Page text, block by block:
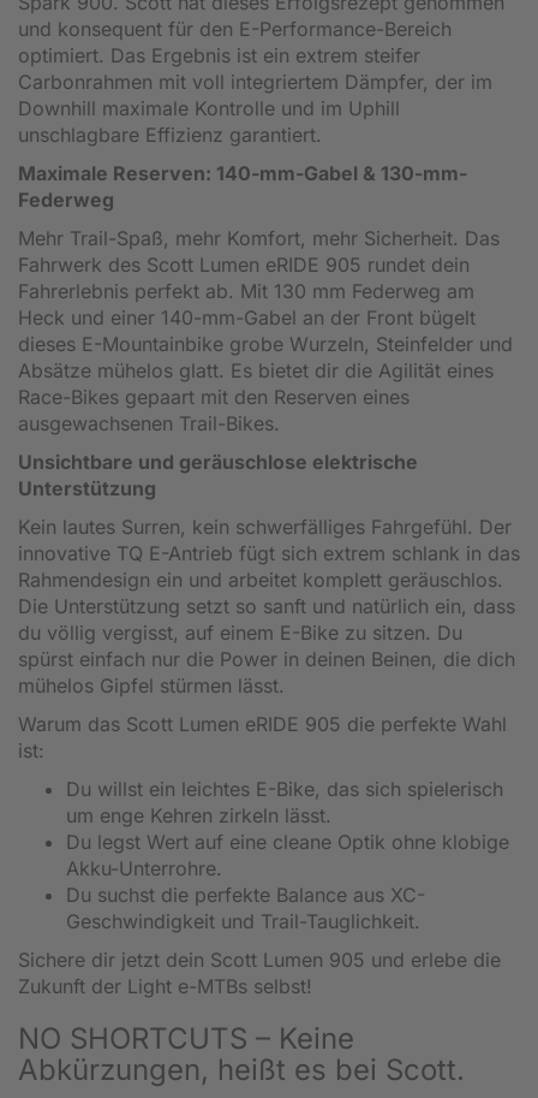
und konsequent für den E-Performance-Bereich
optimiert. Das Ergebnis ist ein extrem steifer
Carbonrahmen mit voll integriertem Dämpfer, der im
Downhill maximale Kontrolle und im Uphill
unschlagbare Effizienz garantiert.
Maximale Reserven: 140-mm-Gabel & 130-mm-
Federweg
Mehr Trail-Spaß, mehr Komfort, mehr Sicherheit. Das
Fahrwerk des Scott Lumen eRIDE 905 rundet dein
Fahrerlebnis perfekt ab. Mit 130 mm Federweg am
Heck und einer 140-mm-Gabel an der Front bügelt
dieses E-Mountainbike grobe Wurzeln, Steinfelder und
Absätze mühelos glatt. Es bietet dir die Agilität eines
Race-Bikes gepaart mit den Reserven eines
ausgewachsenen Trail-Bikes.
Unsichtbare und geräuschlose elektrische
Unterstützung
Kein lautes Surren, kein schwerfälliges Fahrgefühl. Der
innovative TQ E-Antrieb fügt sich extrem schlank in das
Rahmendesign ein und arbeitet komplett geräuschlos.
Die Unterstützung setzt so sanft und natürlich ein, dass
du völlig vergisst, auf einem E-Bike zu sitzen. Du
spürst einfach nur die Power in deinen Beinen, die dich
mühelos Gipfel stürmen lässt.
Warum das Scott Lumen eRIDE 905 die perfekte Wahl
ist:
Du willst ein leichtes E-Bike, das sich spielerisch
um enge Kehren zirkeln lässt.
Du legst Wert auf eine cleane Optik ohne klobige
Akku-Unterrohre.
Du suchst die perfekte Balance aus XC-
Geschwindigkeit und Trail-Tauglichkeit.
Sichere dir jetzt dein Scott Lumen 905 und erlebe die
Zukunft der Light e-MTBs selbst!
NO SHORTCUTS – Keine
Abkürzungen, heißt es bei Scott.